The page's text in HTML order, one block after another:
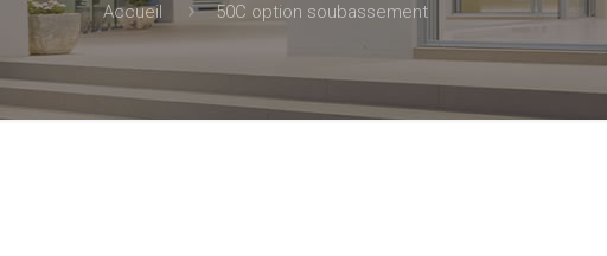
Accueil 50C option soubassement